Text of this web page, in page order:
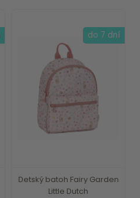
Detský batoh Fairy Garden
Little Dutch
do 7 dní